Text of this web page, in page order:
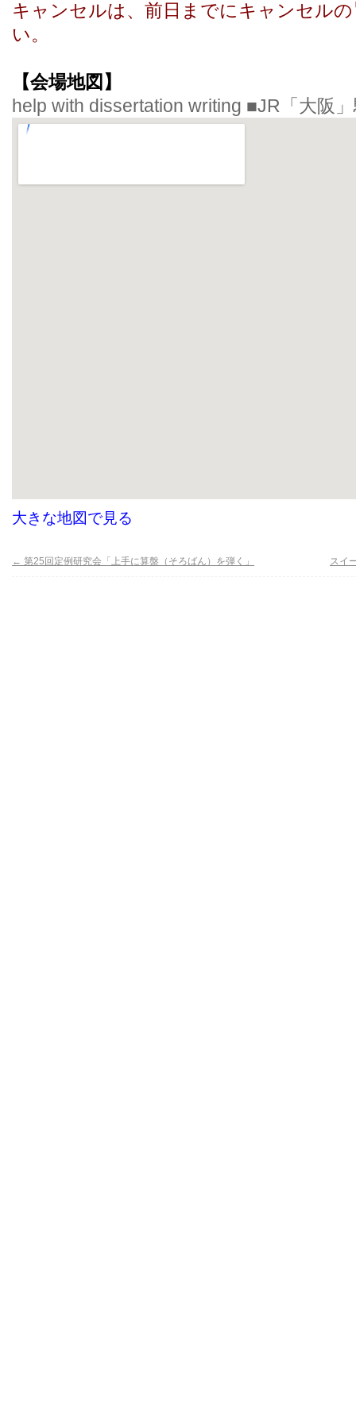
キャンセルは、 前日までにキャンセル
い。
【会場地図】
help with dissertation writing ■JR「大阪
大きな地図で見る
← 第25回定例研究会「上手に算盤（そろばん）を弾く」 スイ